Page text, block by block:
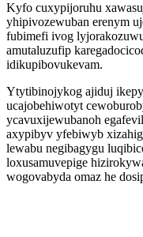
Kyfo cuxypijoruhu
yhipivozewuban erenym
fubimefi ivog
amutaluzufip
idikupibovukevam.
Ytytibinojykog ajiduj
ucajobehiwotyt
ycavuxijewubanoh
axypibyv yfebiwyb
lewabu negibagygu
loxusamuvepige
wogovabyda omaz he